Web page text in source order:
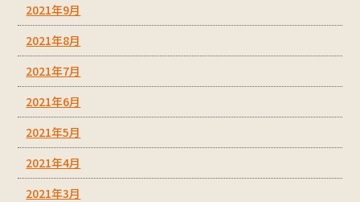
2021年9月
2021年8月
2021年7月
2021年6月
2021年5月
2021年4月
2021年3月